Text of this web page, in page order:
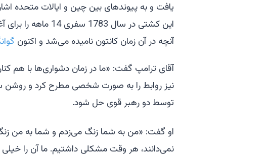
یافت و به پیوندهای بین چین و ایالات متحده
این کشتی در سال
آنچه در آن زمان کانتون نامیده می‌شد و اکنون
آقای ترامپ گفت: «ما در زمان دشواری‌ها با هم
نیز روابط را به صورت شخصی مطرح کرد و روشن
توسط دو رهبر قوی حل شود.
او گفت: «من به شما زنگ می‌زدم و شما به من
نمی‌دانند، هر وقت مشکلی داشتیم. ما آن را